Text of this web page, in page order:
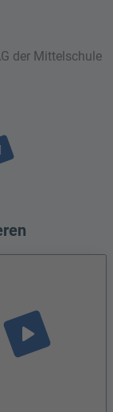
der Mittelschule
play_arrow